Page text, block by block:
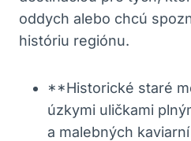
oddych alebo chcú
históriu regiónu.
**Historické staré
úzkymi uličkami
a malebných